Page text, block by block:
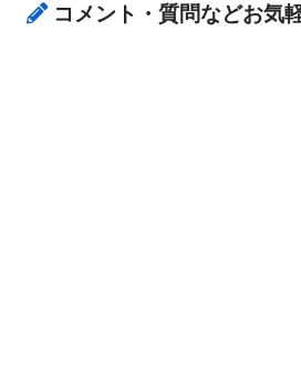
コメント・質問などお気軽